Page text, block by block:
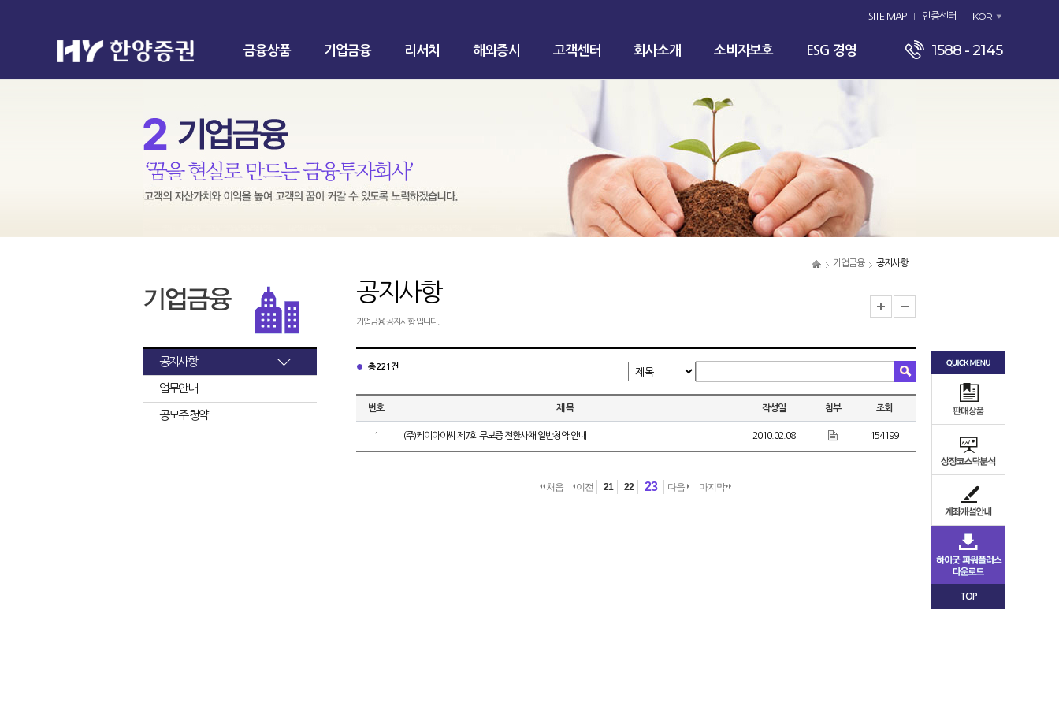
SITE MAP 인증센터 KOR
금융상품 기업금융 리서치 해외증시 고객센터 회사소개 소비자보호 ESG 경영 1588 - 2145
기업금융 공지사항
공지사항
업무안내
공모주 청약
공지사항
기업금융 공지사항 입니다.
총 221건
번호 제 목 작성일 첨부 조회
1 (주)케이아이씨 제7회 무보증 전환사채 일반청약 안내 2010.02.08 154199
처음 이전 21 22 23 다음 마지막
TOP